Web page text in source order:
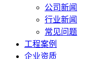
公司新闻
行业新闻
常见问题
工程案例
企业资质